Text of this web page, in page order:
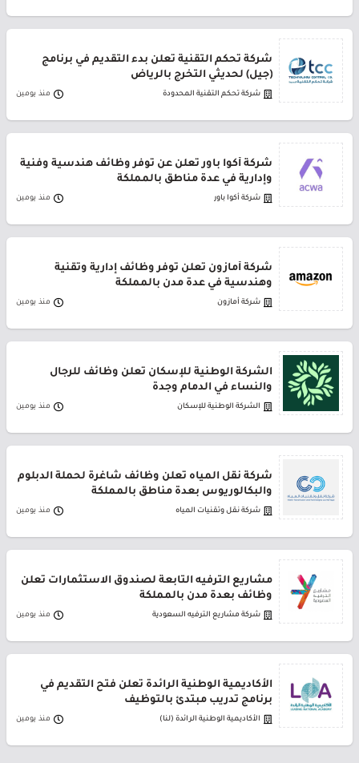
شركة تحكم التقنية تعلن بدء التقديم في برنامج
(جيل) لحديثي التخرج بالرياض
شركة تحكم التقنية المحدودة منذ يومين
شركة أكوا باور تعلن عن توفر وظائف هندسية وفنية
وإدارية في عدة مناطق بالمملكة
شركة أكوا باور منذ يومين
شركة أمازون تعلن توفر وظائف إدارية وتقنية
وهندسية في عدة مدن بالمملكة
شركة أمازون منذ يومين
الشركة الوطنية للإسكان تعلن وظائف للرجال
والنساء في الدمام وجدة
الشركة الوطنية للإسكان منذ يومين
شركة نقل المياه تعلن وظائف شاغرة لحملة الدبلوم
والبكالوريوس بعدة مناطق بالمملكة
شركة نقل وتقنيات المياه منذ يومين
مشاريع الترفيه التابعة لصندوق الاستثمارات تعلن
وظائف بعدة مدن بالمملكة
شركة مشاريع الترفيه السعودية منذ يومين
الأكاديمية الوطنية الرائدة تعلن فتح التقديم في
برنامج تدريب مبتدئ بالتوظيف
الأكاديمية الوطنية الرائدة (لنا) منذ يومين